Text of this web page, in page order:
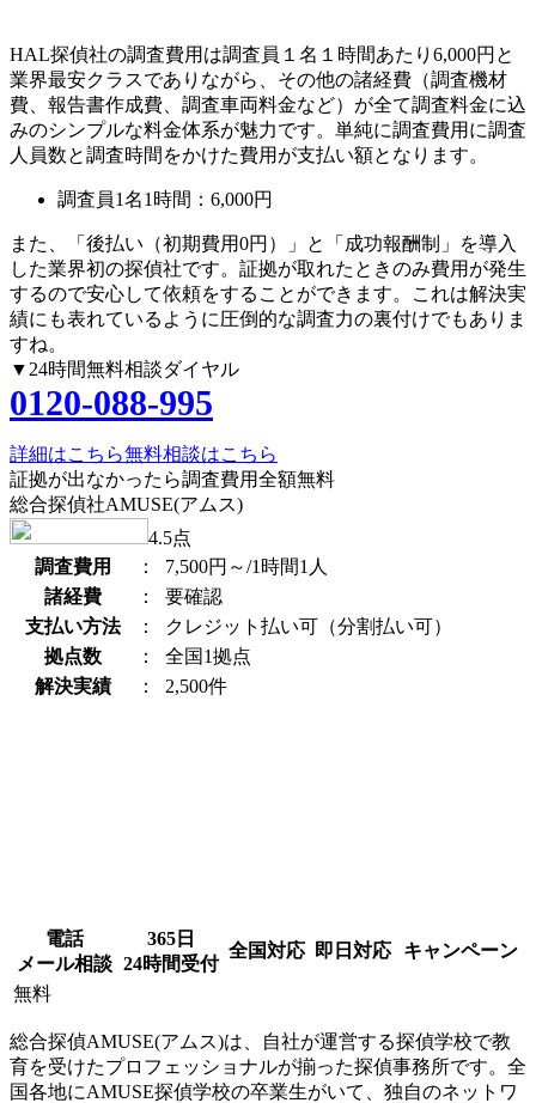
HAL探偵社の調査費用は調査員１名１時間あたり6,000円と
業界最安クラスでありながら、その他の諸経費（調査機材
費、報告書作成費、調査車両料金など）が全て調査料金に込
みのシンプルな料金体系が魅力です。単純に調査費用に調査
人員数と調査時間をかけた費用が支払い額となります。
調査員1名1時間： 6,000円
また、 「後払い（初期費用0円）」 と 「成功報酬制」
を導入
した業界初の探偵社です。証拠が取れたときのみ費用が発生
するので安心して依頼をすることができます。これは解決実
績にも表れているように圧倒的な調査力の裏付けでもありま
すね。
▼24時間無料相談ダイヤル
0120-088-995
詳細はこちら無料相談はこちら
証拠が出なかったら調査費用全額無料
総合探偵社AMUSE(アムス)
4.5点
調査費用
：
7,500円～/1時間1人
諸経費
：
要確認
支払い方法
：
クレジット払い可（分割払い可）
拠点数
：
全国1拠点
解決実績
： 2,500件
電話
メール相談
365日
24時間受付
全国対応 即日対応 キャンペーン
無料
総合探偵AMUSE(アムス)は、自社が運営する探偵学校で教
育を受けたプロフェッショナルが揃った探偵事務所です。全
国各地にAMUSE探偵学校の卒業生がいて、独自のネットワ